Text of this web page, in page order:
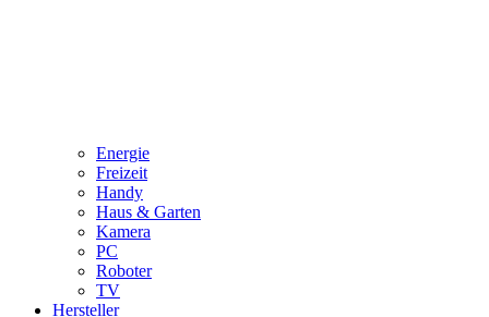
Energie
Freizeit
Handy
Haus & Garten
Kamera
PC
Roboter
TV
Hersteller